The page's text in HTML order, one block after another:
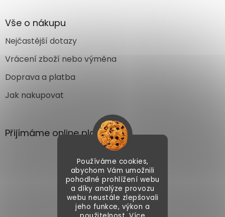
Používáme cookies,
abychom Vám umožnili
pohodlné prohlížení webu
a díky analýze provozu
webu neustále zlepšovali
jeho funkce, výkon a
Vše o nákupu
Nejčastější dotazy
Vrácení zboží nebo výměna
Doprava a platba
Jak nakupovat
Přijímáme online platby
Vytvořil Shoptet